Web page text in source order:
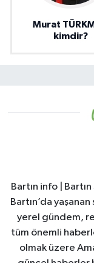
Murat
kimdir?
Bartın info |
Bartın’da
yerel gündem,
tüm önemli
olmak üzere